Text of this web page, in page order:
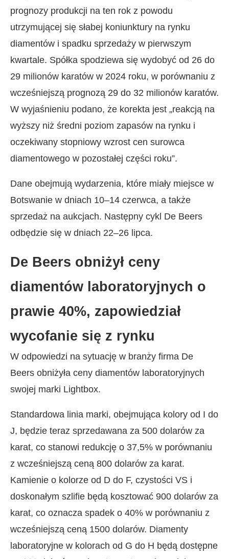
prognozy produkcji na ten rok z powodu
utrzymującej się słabej koniunktury na rynku
diamentów i spadku sprzedaży w pierwszym
kwartale. Spółka spodziewa się wydobyć od 26 do
29 milionów karatów w 2024 roku, w porównaniu z
wcześniejszą prognozą 29 do 32 milionów karatów.
W wyjaśnieniu podano, że korekta jest „reakcją na
wyższy niż średni poziom zapasów na rynku i
oczekiwany stopniowy wzrost cen surowca
diamentowego w pozostałej części roku”.
Dane obejmują wydarzenia, które miały miejsce w
Botswanie w dniach 10–14 czerwca, a także
sprzedaż na aukcjach. Następny cykl De Beers
odbędzie się w dniach 22–26 lipca.
De Beers obniżył ceny
diamentów laboratoryjnych o
prawie 40%, zapowiedział
wycofanie się z rynku
W odpowiedzi na sytuację w branży firma De
Beers obniżyła ceny diamentów laboratoryjnych
swojej marki Lightbox.
Standardowa linia marki, obejmująca kolory od I do
J, będzie teraz sprzedawana za 500 dolarów za
karat, co stanowi redukcję o 37,5% w porównaniu
z wcześniejszą ceną 800 dolarów za karat.
Kamienie o kolorze od D do F, czystości VS i
doskonałym szlifie będą kosztować 900 dolarów za
karat, co oznacza spadek o 40% w porównaniu z
wcześniejszą ceną 1500 dolarów. Diamenty
laboratoryjne w kolorach od G do H będą dostępne